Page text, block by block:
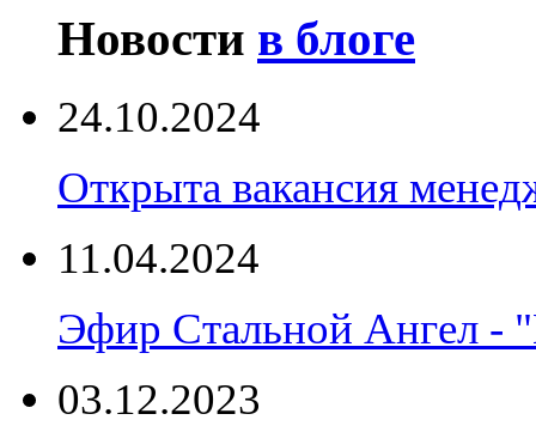
Новости в блоге
24.10.2024
Открыта вакансия
11.04.2024
Эфир Стальной Ангел -
03.12.2023